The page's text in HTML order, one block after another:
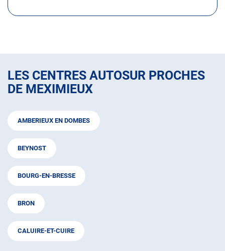
MEXIMIEUX
LES CENTRES AUTOSUR PROCHES
DE MEXIMIEUX
AMBERIEUX EN DOMBES
BEYNOST
BOURG-EN-BRESSE
BRON
CALUIRE-ET-CUIRE